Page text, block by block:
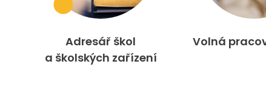
Adresář škol
a školských zařízení
Volná